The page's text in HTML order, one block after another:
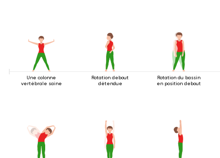
Une colonne
vertébrale saine
Rotation debout
détendue
Rotation du bassin
en position debout